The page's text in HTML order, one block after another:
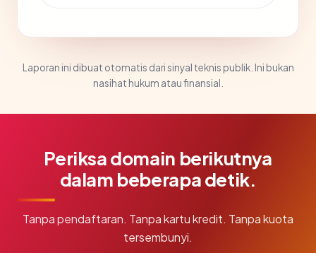
Laporan ini dibuat otomatis dari sinyal teknis publik. Ini bukan
nasihat hukum atau finansial.
Periksa domain berikutnya
dalam beberapa detik.
Tanpa pendaftaran. Tanpa kartu kredit. Tanpa kuota
tersembunyi.